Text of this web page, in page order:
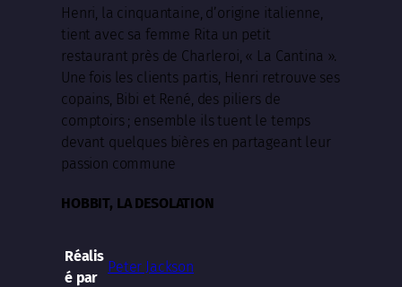
Henri, la cinquantaine, d’origine italienne,
tient avec sa femme Rita un petit
restaurant près de Charleroi, « La Cantina ».
Une fois les clients partis, Henri retrouve ses
copains, Bibi et René, des piliers de
comptoirs ; ensemble ils tuent le temps
devant quelques bières en partageant leur
passion commune
HOBBIT, LA DESOLATION
Réalis
é par
Peter Jackson